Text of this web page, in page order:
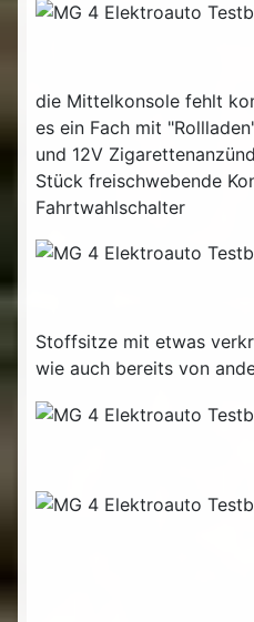
die Mittelkonsole fehlt
es ein Fach mit
und 12V
Stück freischwebende
Fahrtwahlschalter
Stoffsitze mit etwas
wie auch bereits von